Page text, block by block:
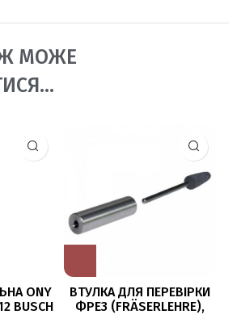
МОЖЕ
ONY
BUSCH
ВТУЛКА ДЛЯ ПЕРЕВІРКИ
ФРЕЗ (FRÄSERLEHRE),